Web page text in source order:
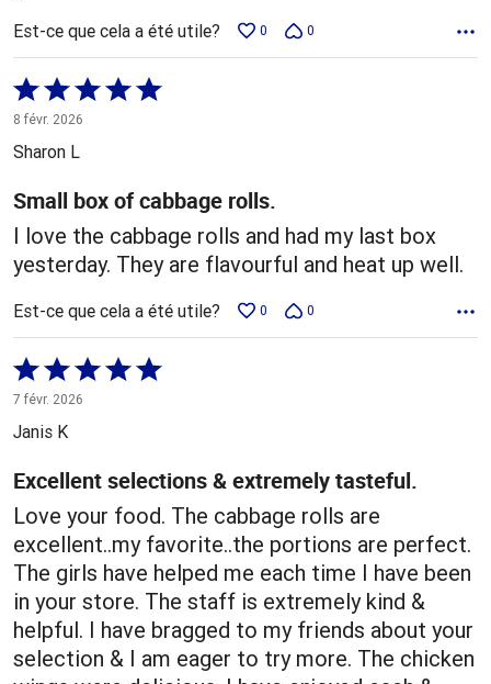
Est-ce que cela a été utile? 0 0
Coté
5 sur
5
8 févr. 2026
Sharon L
Small box of cabbage rolls.
I love the cabbage rolls and had my last box
yesterday. They are flavourful and heat up well.
Est-ce que cela a été utile? 0 0
Coté
5 sur
5
7 févr. 2026
Janis K
Excellent selections & extremely tasteful.
Love your food. The cabbage rolls are
excellent..my favorite..the portions are perfect.
The girls have helped me each time I have been
in your store. The staff is extremely kind &
helpful. I have bragged to my friends about your
selection & I am eager to try more. The chicken